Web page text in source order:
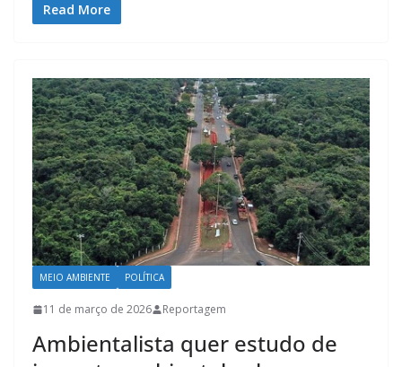
Read More
MEIO AMBIENTE POLÍTICA
11 de março de 2026 Reportagem
Ambientalista quer estudo de